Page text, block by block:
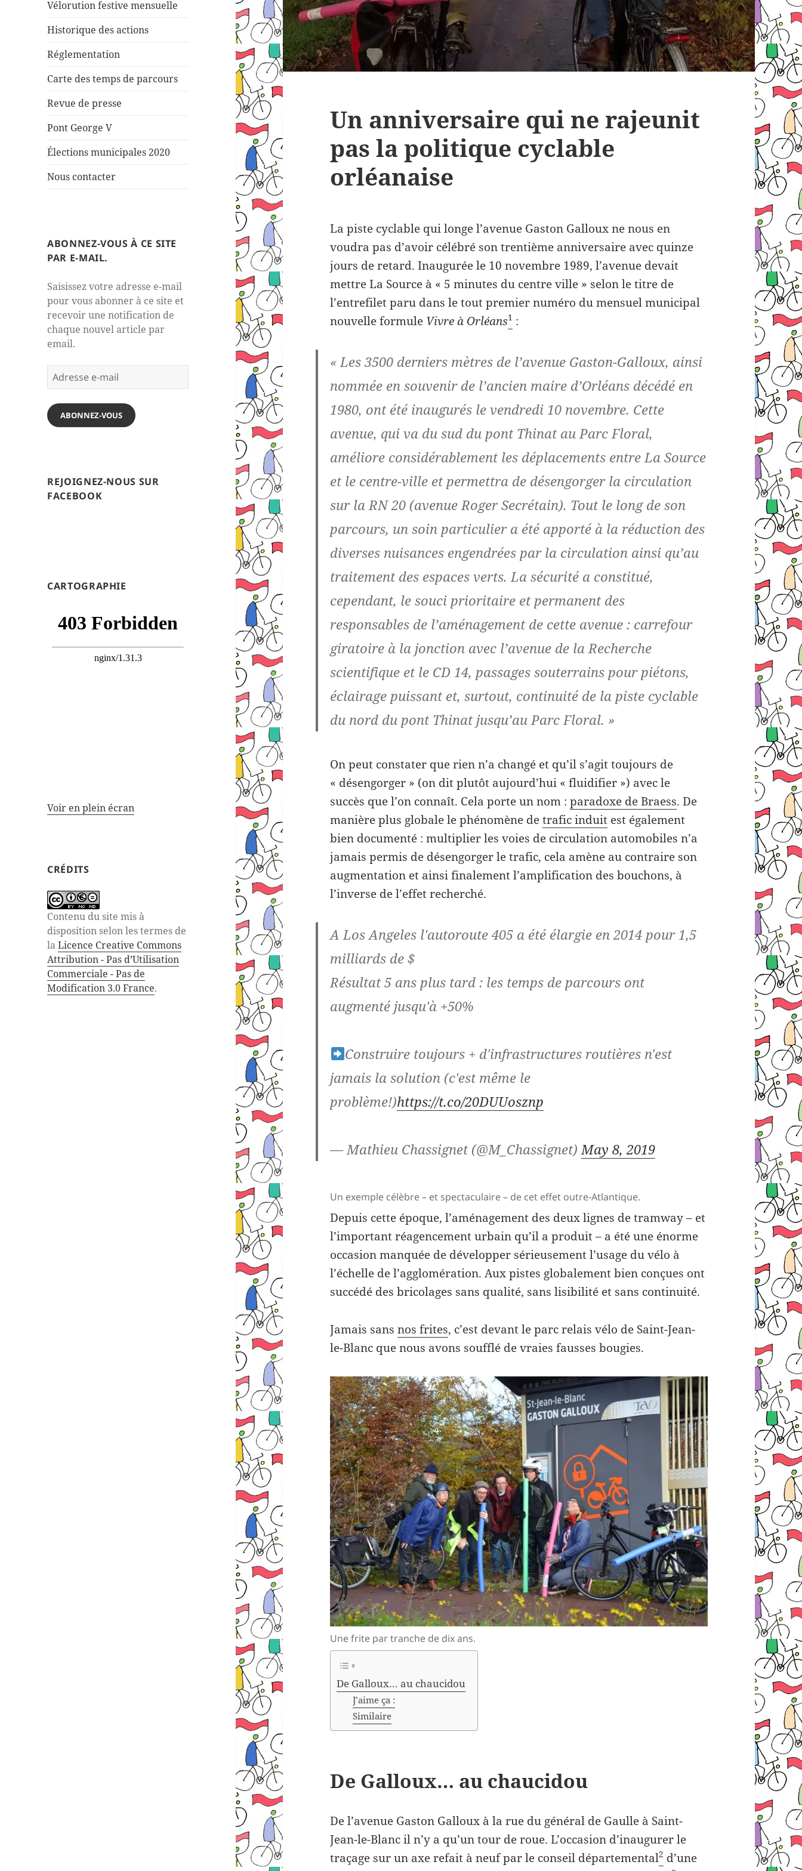
Vélorution festive mensuelle
Historique des actions
Réglementation
Carte des temps de parcours
Revue de presse
Pont George V
Élections municipales 2020
Nous contacter
ABONNEZ-VOUS À CE SITE
PAR E-MAIL.
Saisissez votre adresse e-mail
pour vous abonner à ce site et
recevoir une notification de
chaque nouvel article par
email.
Adresse
e-
mail
ABONNEZ-VOUS
REJOIGNEZ-NOUS SUR
FACEBOOK
CARTOGRAPHIE
Voir en plein écran
CRÉDITS
Contenu du site mis à
disposition selon les termes de
laLicence Creative Commons
Attribution - Pas d’Utilisation
Commerciale - Pas de
Modification 3.0 France.
Un anniversaire qui ne rajeunit
pas la politique cyclable
orléanaise
La piste cyclable qui longe l’avenue Gaston Galloux ne nous en
voudra pas d’avoir célébré son trentième anniversaire avec quinze
jours de retard. Inaugurée le 10 novembre 1989, l’avenue devait
mettre La Source à « 5 minutes du centre ville » selon le titre de
l’entrefilet paru dans le tout premier numéro du mensuel municipal
nouvelle formule Vivre à Orléans1 :
« Les 3500 derniers mètres de l’avenue Gaston-Galloux, ainsi
nommée en souvenir de l’ancien maire d’Orléans décédé en
1980, ont été inaugurés le vendredi 10 novembre. Cette
avenue, qui va du sud du pont Thinat au Parc Floral,
améliore considérablement les déplacements entre La Source
et le centre-ville et permettra de désengorger la circulation
sur la RN 20 (avenue Roger Secrétain). Tout le long de son
parcours, un soin particulier a été apporté à la réduction des
diverses nuisances engendrées par la circulation ainsi qu’au
traitement des espaces verts. La sécurité a constitué,
cependant, le souci prioritaire et permanent des
responsables de l’aménagement de cette avenue : carrefour
giratoire à la jonction avec l’avenue de la Recherche
scientifique et le CD 14, passages souterrains pour piétons,
éclairage puissant et, surtout, continuité de la piste cyclable
du nord du pont Thinat jusqu’au Parc Floral. »
On peut constater que rien n’a changé et qu’il s’agit toujours de
« désengorger » (on dit plutôt aujourd’hui « fluidifier ») avec le
succès que l’on connaît. Cela porte un nom :paradoxe de Braess. De
manière plus globale le phénomène detrafic induit est également
bien documenté : multiplier les voies de circulation automobiles n’a
jamais permis de désengorger le trafic, cela amène au contraire son
augmentation et ainsi finalement l’amplification des bouchons, à
l’inverse de l’effet recherché.
A Los Angeles l'autoroute 405 a été élargie en 2014 pour 1,5
milliards de $
Résultat 5 ans plus tard : les temps de parcours ont
augmenté jusqu'à +50%
Construire toujours + d'infrastructures routières n'est
jamais la solution (c'est même le
problème!)https://t.co/20DUUosznp
— Mathieu Chassignet (@M_Chassignet) May 8, 2019
Un exemple célèbre – et spectaculaire – de cet effet outre-Atlantique.
Depuis cette époque, l’aménagement des deux lignes de tramway – et
l’important réagencement urbain qu’il a produit – a été une énorme
occasion manquée de développer sérieusement l’usage du vélo à
l’échelle de l’agglomération. Aux pistes globalement bien conçues ont
succédé des bricolages sans qualité, sans lisibilité et sans continuité.
Jamais sansnos frites, c’est devant le parc relais vélo de Saint-Jean-
le-Blanc que nous avons soufflé de vraies fausses bougies.
Une frite par tranche de dix ans.
De Galloux… au chaucidou
J’aime ça :
Similaire
De Galloux… au chaucidou
De l’avenue Gaston Galloux à la rue du général de Gaulle à Saint-
Jean-le-Blanc il n’y a qu’un tour de roue. L’occasion d’inaugurer le
traçage sur un axe refait à neuf par le conseil départemental2 d’une